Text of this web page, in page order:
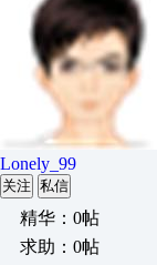
Lonely_99
关注 私信
精华：0帖
求助：0帖